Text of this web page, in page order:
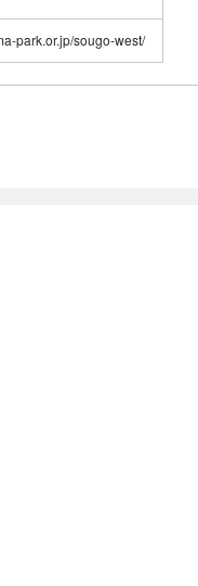
park.or.jp/sougo-west/